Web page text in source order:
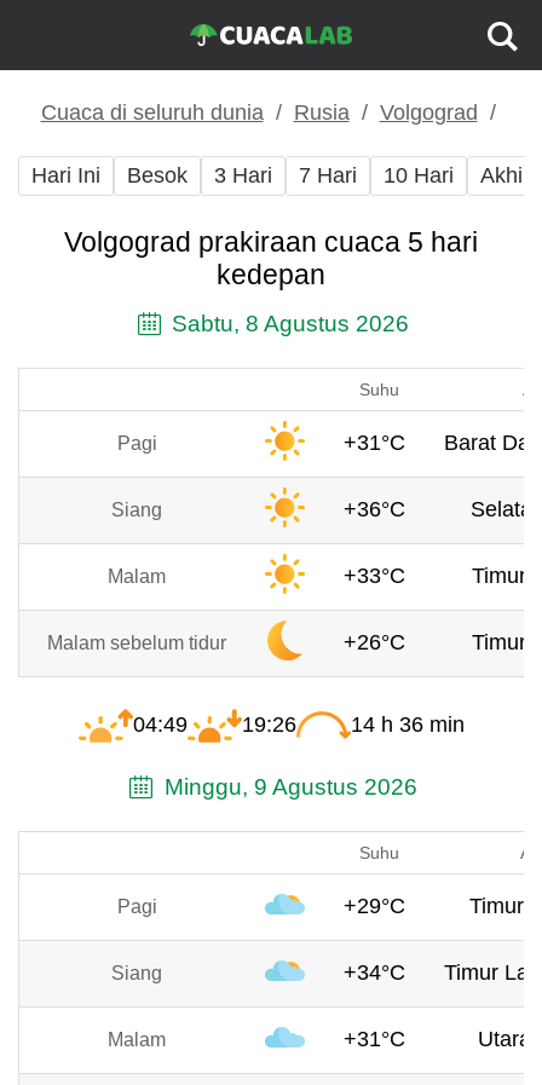
Cuaca di seluruh dunia Rusia Volgograd
Hari Ini Besok 3 Hari 7 Hari 10 Hari Akhir
Volgograd prakiraan cuaca 5 hari
kedepan
Sabtu, 8 Agustus 2026
Suhu
Pagi +31°C Barat
Siang +36°C
Malam +33°C Timur,
Malam sebelum tidur +26°C Timur,
04:49 19:26 14 h 36 min
Minggu, 9 Agustus 2026
Suhu
Pagi +29°C Timur,
Siang +34°C Timur
Malam +31°C